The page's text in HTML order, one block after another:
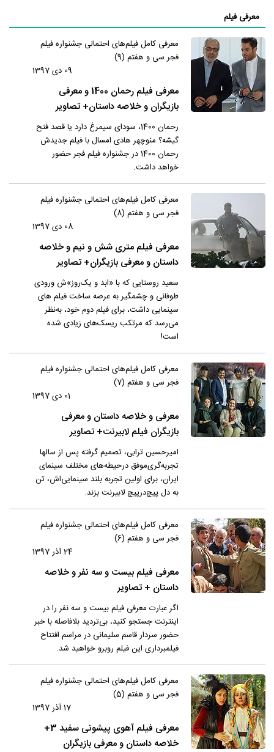
معرفی فیلم
معرفی کامل فیلم‌های احتمالی جشنواره فیلم
فجر سی و هفتم (9)
09 دی 1397
معرفی فیلم رحمان 1400 و معرفی
بازیگران و خلاصه داستان+ تصاویر
رحمان 1400، سودای سیمرغ دارد یا قصد فتح
گیشه؟ منوچهر هادی امسال با فیلم جدیدش
رحمان 1400 در جشنواره فیلم فجر حضور
خواهد داشت.
معرفی کامل فیلم‌های احتمالی جشنواره فیلم
فجر سی و هفتم (8)
08 دی 1397
معرفی فیلم متری شش و نیم و خلاصه
داستان و معرفی بازیگران+ تصاویر
سعید روستایی که با «ابد و یک‌روز»ش ورودی
طوفانی و چشمگیر به عرصه ساخت فیلم های
سینمایی داشت، برای فیلم دوم خود، به‌نظر
می‌رسد که مرتکب ریسک‌های زیادی شده
است!
معرفی کامل فیلم‌های احتمالی جشنواره فیلم
فجر سی و هفتم (7)
01 دی 1397
معرفی و خلاصه داستان و معرفی
بازیگران فیلم لابیرنت+ تصاویر
امیرحسین ترابی، تصمیم گرفته پس از سالها
تجربه‌گری‌موفق درحیطه‌های مختلف سینمای
ایران، برای اولین تجربه بلند سینمایی‌اش، تن
به دل پیچ‌درپیچ لابیرنت بزند.
معرفی کامل فیلم‌های احتمالی جشنواره فیلم
فجر سی و هفتم (6)
24 آذر 1397
معرفی فیلم بیست و سه نفر و خلاصه
داستان + تصاویر
اگر عبارت معرفی فیلم بیست و سه نفر را در
اینترنت جستجو کنید، بی‌تردید بلافاصله با خبر
حضور سردار قاسم سلیمانی در مراسم افتتاح
فیلمبرداری این فیلم روبرو خواهید شد.
معرفی کامل فیلم‌های احتمالی جشنواره فیلم
فجر سی و هفتم (5)
17 آذر 1397
معرفی فیلم آهوی پیشونی سفید 3+
خلاصه داستان و معرفی بازیگران